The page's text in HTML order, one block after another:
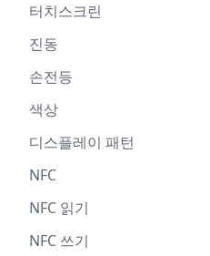
터치스크린
진동
손전등
색상
디스플레이 패턴
NFC
NFC 읽기
NFC 쓰기